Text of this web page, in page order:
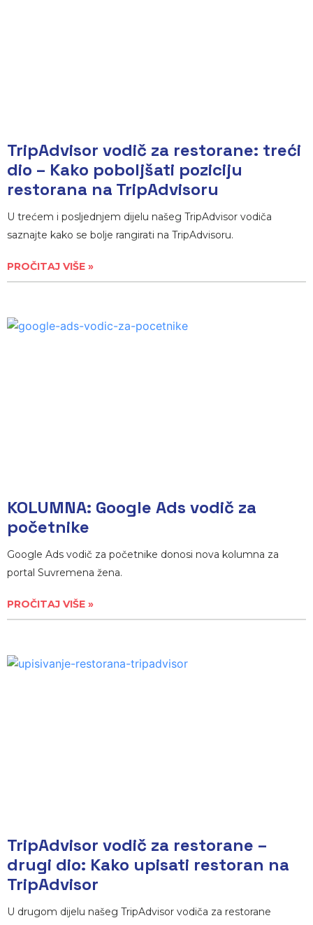
TripAdvisor vodič za restorane: treći
dio – Kako poboljšati poziciju
restorana na TripAdvisoru
U trećem i posljednjem dijelu našeg TripAdvisor vodiča
saznajte kako se bolje rangirati na TripAdvisoru.
PROČITAJ VIŠE »
KOLUMNA: Google Ads vodič za
početnike
Google Ads vodič za početnike donosi nova kolumna za
portal Suvremena žena.
PROČITAJ VIŠE »
TripAdvisor vodič za restorane –
drugi dio: Kako upisati restoran na
TripAdvisor
U drugom dijelu našeg TripAdvisor vodiča za restorane